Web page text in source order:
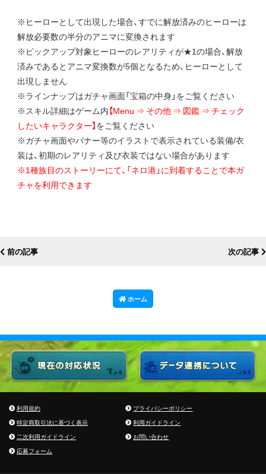
※ヒーローとして出現した場合、すでに解放済みのヒーローは
解放必要数の半分のアニマに変換されます
※ピックアップ対象ヒーローのレアリティが★1の場合、解放
済みであるとアニマ変換数が5個となるため、ヒーローとして
出現しません
※ラインナップはガチャ画面「宝箱の中身」をご覧ください
※スキル詳細はゲーム内【Menu ⇒ その他 ⇒ 図鑑 ⇒ チェック
したいキャラクター】をご覧ください
※ガチャ画面やバナー等のイラストで表示されている装備/衣
装は、初期のレアリティ及び衣装ではない場合があります
※1種族目のストーリーにて、「ネロ港」に到着することで本ガ
チャを利用できます
前の記事 次の記事
ホーム
利用規約
プライバシーポリシー
特定商取引法に基づく表示
利用ガイドライン
二次利用ガイドライン
お問い合わせ
応募フォーム